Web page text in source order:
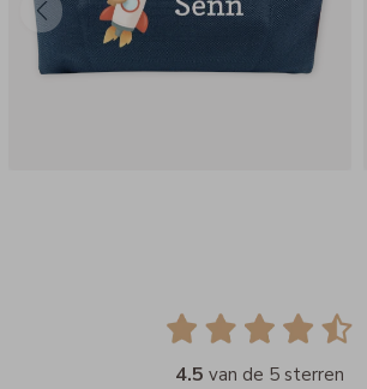
4.5 van de 5 sterren